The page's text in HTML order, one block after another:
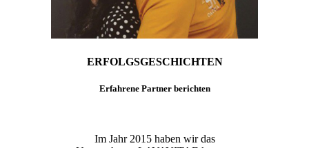
ERFOLGSGESCHICHTEN
Erfahrene Partner berichten
Im Jahr 2015 haben wir das